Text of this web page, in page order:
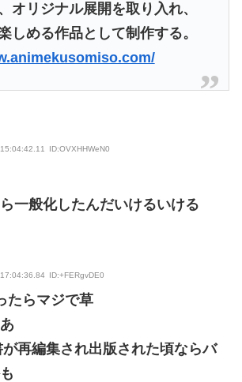
オリジナル展開を取り入れ、
しめる作品として制作する。
ID:OVXHHWeN0
一般化したんだいけるいける
ID:+FERgvDE0
たらマジで草
再編集され出版された頃ならバ